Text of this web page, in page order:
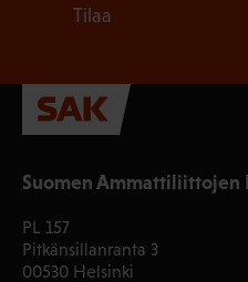
Suomen Ammattiliittojen
PL 157
Pitkänsillanranta 3
00530 Helsinki
Tilaa